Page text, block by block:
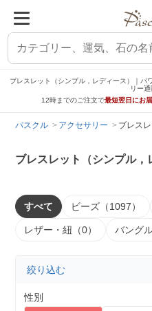
ブレスレット（シンプル，レディース）｜パ
リー
12時までのご注文で最短翌日にお
パスクル アクセサリー ブレス
ブレスレット（シンプル，
すべて ビーズ（1097）
レザー・紐（0） バング
絞り込む
性別